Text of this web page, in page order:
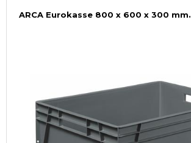
ARCA Eurokasse 800 x 600 x 300 mm.